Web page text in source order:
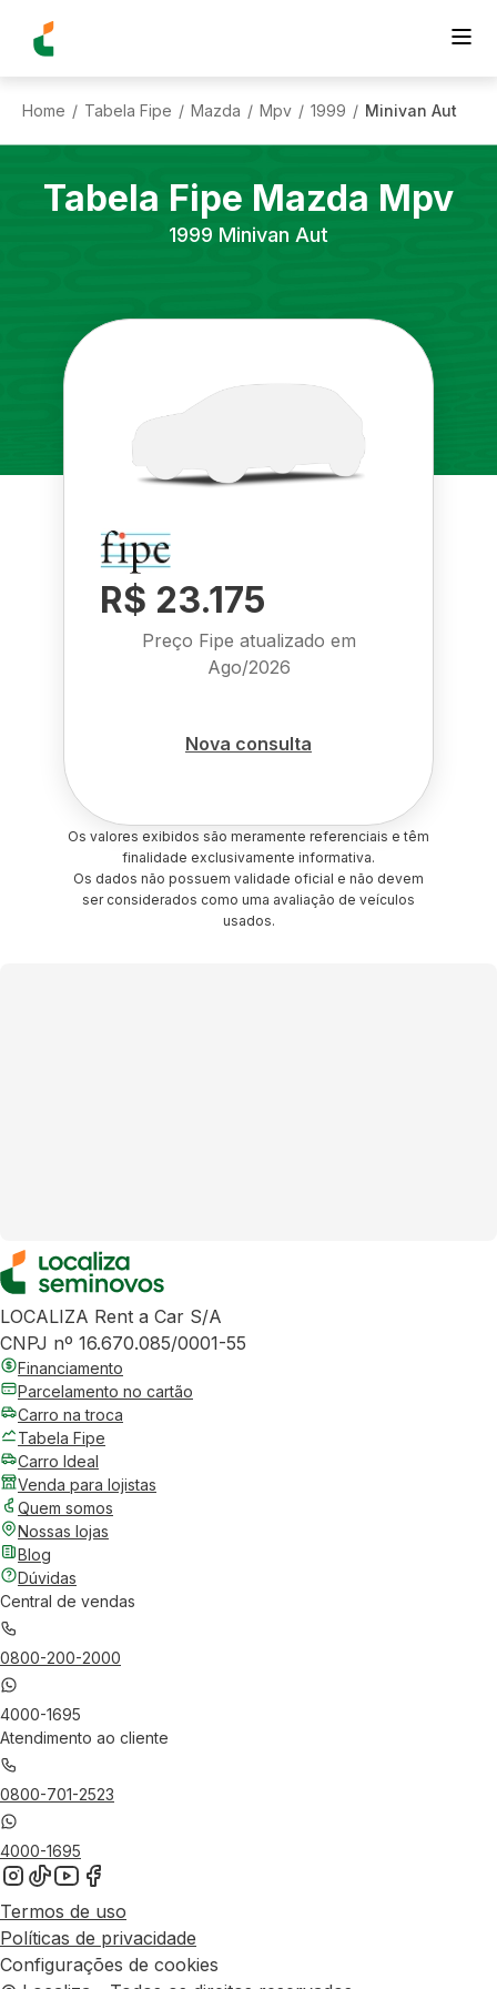
Home / Tabela Fipe / Mazda / Mpv / 1999 / Minivan Aut
Tabela Fipe Mazda Mpv
1999 Minivan Aut
R$ 23.175
Preço Fipe atualizado em
Ago/2026
Nova consulta
Os valores exibidos são meramente referenciais e têm
finalidade exclusivamente informativa.
Os dados não possuem validade oficial e não devem
ser considerados como uma avaliação de veículos
usados.
LOCALIZA Rent a Car S/A
CNPJ nº 16.670.085/0001-55
Financiamento
Parcelamento no cartão
Carro na troca
Tabela Fipe
Carro Ideal
Venda para lojistas
Quem somos
Nossas lojas
Blog
Dúvidas
Central de vendas
0800-200-2000
4000-1695
Atendimento ao cliente
0800-701-2523
4000-1695
Termos de uso
Políticas de privacidade
Configurações de cookies